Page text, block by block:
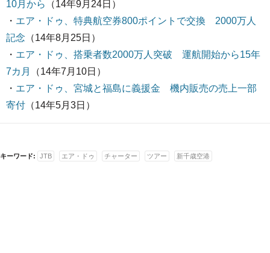
10月から
（14年9月24日）
・ エア・ドゥ、特典航空券800ポイントで交換 2000万人
記念 （14年8月25日）
・ エア・ドゥ、搭乗者数2000万人突破 運航開始から15年
7カ月
（14年7月10日）
・ エア・ドゥ、宮城と福島に義援金 機内販売の売上一部
寄付 （14年5月3日）
キーワード: JTB エア・ドゥ チャーター ツアー 新千歳空港